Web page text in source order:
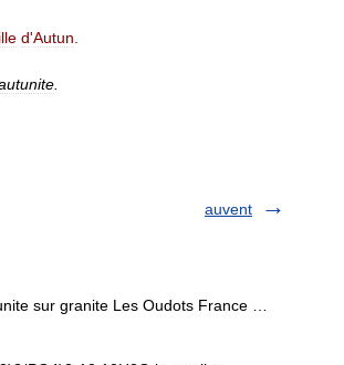
d'Autun
auvent
sur granite Les Oudots France …